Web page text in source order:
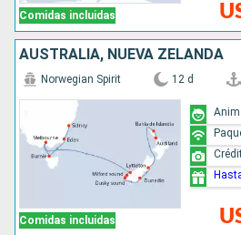
Comidas incluidas
AUSTRALIA, NUEVA ZELANDA
Comidas incluidas
Norwegian Spirit 12 d